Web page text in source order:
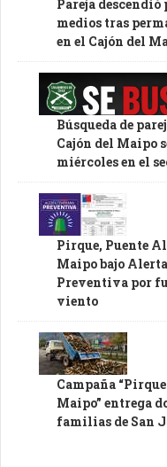
Pareja descendió
medios tras
en el Cajón del
Búsqueda de
Cajón del Maipo
miércoles en el
Pirque, Puente
Maipo bajo
Preventiva por
viento
Campaña
Maipo” entrega
familias de San